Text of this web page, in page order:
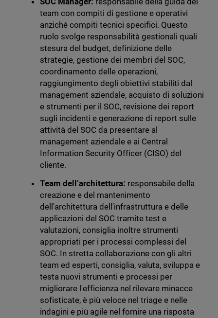
team con compiti di gestione e operativi
anziché compiti tecnici specifici. Questo
ruolo svolge responsabilità gestionali quali
stesura del budget, definizione delle
strategie, gestione dei membri del SOC,
coordinamento delle operazioni,
raggiungimento degli obiettivi stabiliti dal
management aziendale, acquisto di soluzioni
e strumenti per il SOC, revisione dei report
sugli incidenti e generazione di report sulle
attività del SOC da presentare al
management aziendale e ai Central
Information Security Officer (CISO) del
cliente.
Team dell’architettura: responsabile della
creazione e del mantenimento
dell'architettura dell'infrastruttura e delle
applicazioni del SOC tramite test e
valutazioni, consiglia inoltre strumenti
appropriati per i processi complessi del
SOC. In stretta collaborazione con gli altri
team ed esperti, consiglia, valuta, sviluppa e
testa nuovi strumenti e processi per
migliorare l'efficienza nel rilevare minacce
sofisticate, è più veloce nel triage e nelle
indagini e più agile nel fornire una risposta